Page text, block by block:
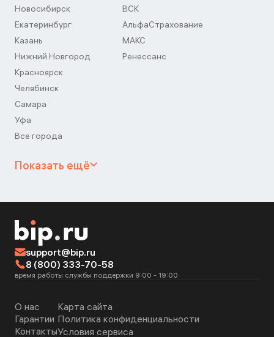
Новосибирск
Екатеринбург
Казань
Нижний Новгород
Красноярск
Челябинск
Самара
Уфа
Все города
ВСК
АльфаСтрахование
МАКС
Ренессанс
Показать ещё
support@bip.ru
8 (800) 333-70-58
время работы службы поддержки 9:00 - 19:00
О нас
Гарантии
Контакты
Карта сайта
Политика конфиденциальности
Условия сервиса